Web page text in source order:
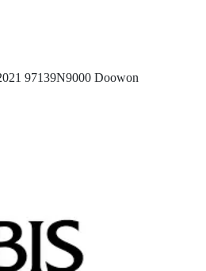
97139N9000 Doowon